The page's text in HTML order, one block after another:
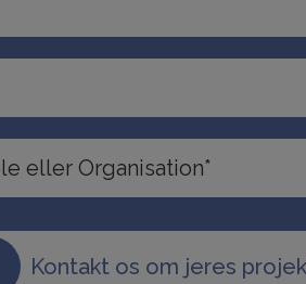
Kontakt os om jeres